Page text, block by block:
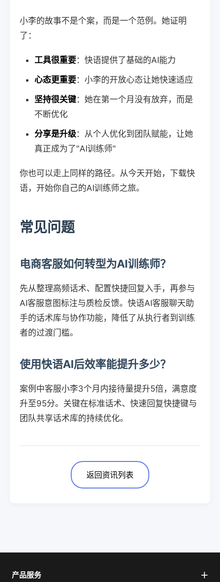
小李的故事不是个案，而是一个范例。她证明
了：
工具很重要：快语提供了基础的AI能力
心态更重要：小李的开放心态让她快速适应
坚持很关键：她在第一个月没有放弃，而是
不断优化
分享是升级：从个人优化到团队赋能，让她
真正成为了"AI训练师"
你也可以走上同样的路径。从今天开始，下载快
语，开始你自己的AI训练师之旅。
常见问题
电商客服如何转型为AI训练师？
先从整理高频话术、配置快捷回复入手，再参与
AI客服意图标注与质检反馈。快语AI客服聊天助
手的话术库与协作功能，降低了从执行者到训练
者的过渡门槛。
使用快语AI后效率能提升多少？
案例中客服小李3个月内接待量提升5倍，满意度
升至95分。关键在标准话术、快速回复快捷键与
团队共享话术库的持续优化。
返回资讯列表
产品服务